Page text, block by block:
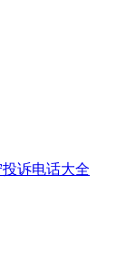
诉电话大全